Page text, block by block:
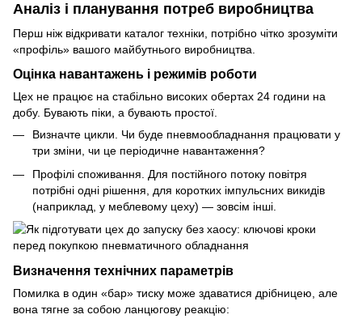
Аналіз і планування потреб виробництва
Перш ніж відкривати каталог техніки, потрібно чітко зрозуміти
«профіль» вашого майбутнього виробництва.
Оцінка навантажень і режимів роботи
Цех не працює на стабільно високих обертах 24 години на
добу. Бувають піки, а бувають простої.
Визначте цикли. Чи буде пневмообладнання працювати у
три зміни, чи це періодичне навантаження?
Профілі споживання. Для постійного потоку повітря
потрібні одні рішення, для коротких імпульсних викидів
(наприклад, у меблевому цеху) — зовсім інші.
Визначення технічних параметрів
Помилка в один «бар» тиску може здаватися дрібницею, але
вона тягне за собою ланцюгову реакцію: